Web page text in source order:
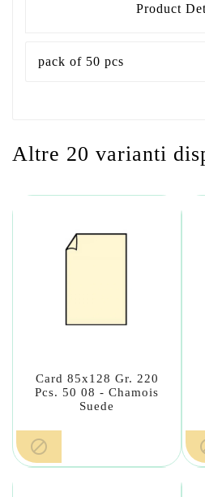
Product
pack of 50 pcs
Altre 20 varianti
Card 85x128 Gr. 220
Pcs. 50 08 - Chamois
Suede
